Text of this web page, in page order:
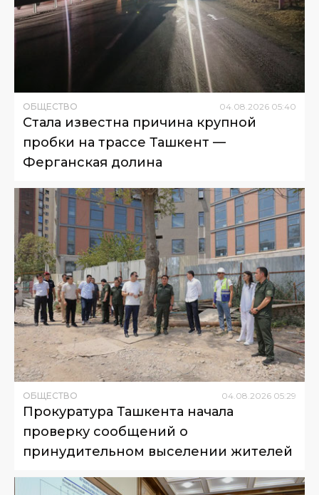
ОБЩЕСТВО 04.08.2026 05:40
Стала известна причина крупной
пробки на трассе Ташкент —
Ферганская долина
ОБЩЕСТВО 04 08 2026 05:29
Прокуратура Ташкента начала
проверку сообщений о
принудительном выселении жителей